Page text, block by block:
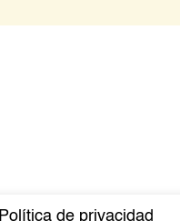
Política de privacidad